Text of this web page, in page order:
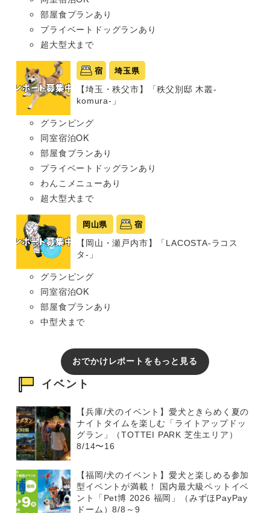
部屋食プランあり
プライベートドッグランあり
超大型犬まで
宿 埼玉県
【埼玉・秩父市】「秩父別邸 木叢-
komura-」
グランピング
同室宿泊OK
部屋食プランあり
プライベートドッグランあり
わんこメニューあり
超大型犬まで
岡山県 宿
【岡山・瀬戸内市】「LACOSTA-ラコス
タ-」
グランピング
同室宿泊OK
部屋食プランあり
中型犬まで
おでかけレポートをもっと見る
イベント
【兵庫/犬のイベント】愛犬ときらめく夏の
ナイトタイムを楽しむ「ライトアップドッ
グラン」（TOTTEI PARK 芝生エリア）
8/14〜16
【福岡/犬のイベント】愛犬と楽しめる参加
型イベントが満載！ 国内最大級ペットイベ
ント「Pet博 2026 福岡」（みずほPayPay
ドーム）8/8～9